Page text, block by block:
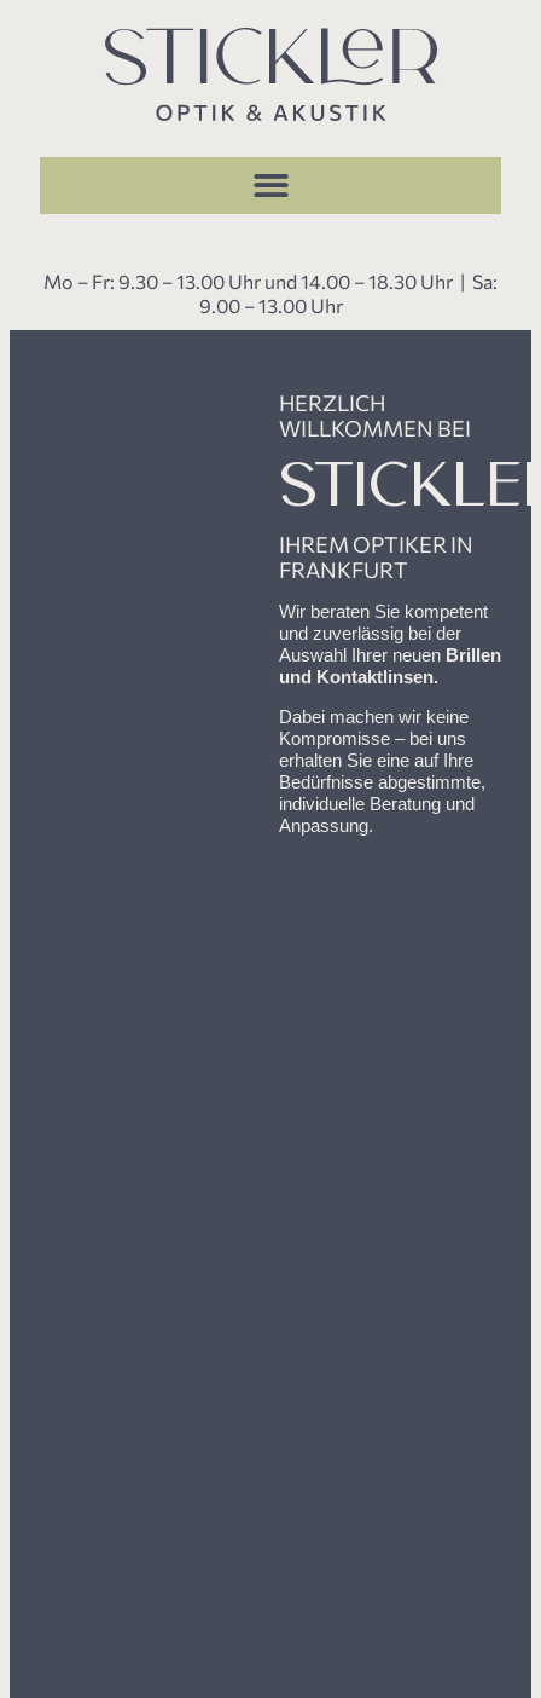
Mo – Fr: 9.30 – 13.00 Uhr und 14.00 – 18.30 Uhr | Sa:
9.00 – 13.00 Uhr
HERZLICH
WILLKOMMEN BEI
IHREM OPTIKER IN
FRANKFURT
Wir beraten Sie kompetent
und zuverlässig bei der
Auswahl Ihrer neuen Brillen
und Kontaktlinsen.
Dabei machen wir keine
Kompromisse – bei uns
erhalten Sie eine auf Ihre
Bedürfnisse abgestimmte,
individuelle Beratung und
Anpassung.